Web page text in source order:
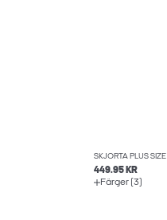
SKJORTA PLUS SIZE
449.95 KR
Färger (3)